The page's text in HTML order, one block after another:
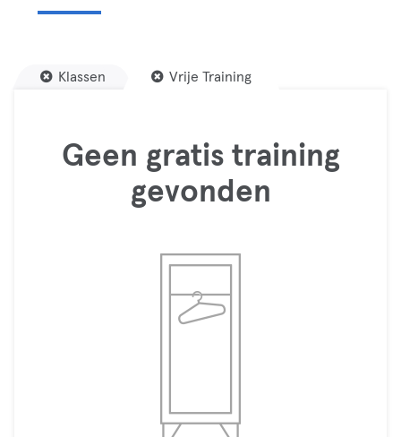
Klassen Vrije Training
Geen gratis training
gevonden